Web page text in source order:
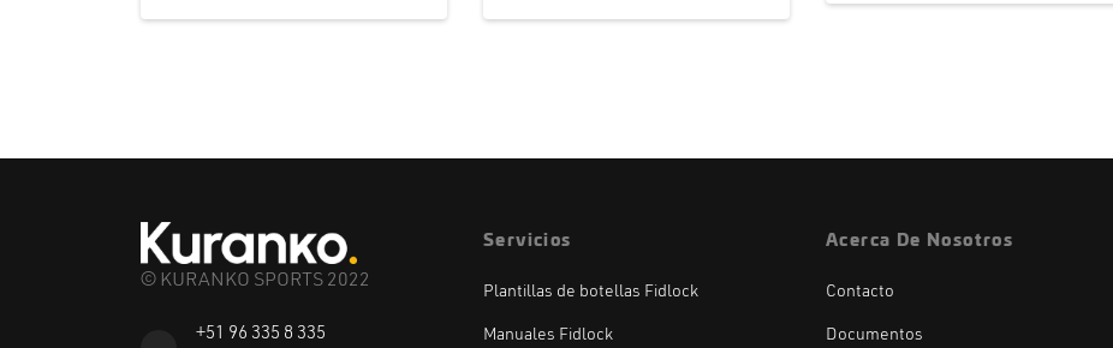
© KURANKO SPORTS 2022
+51 96 335 8 335
Servicios
Plantillas de botellas Fidlock
Manuales Fidlock
Acerca De Nosotros
Contacto
Documentos